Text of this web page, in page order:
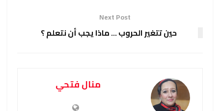
Next Post
حين تتغير الحروب … ماذا يجب أن نتعلم ؟
منال فتحي